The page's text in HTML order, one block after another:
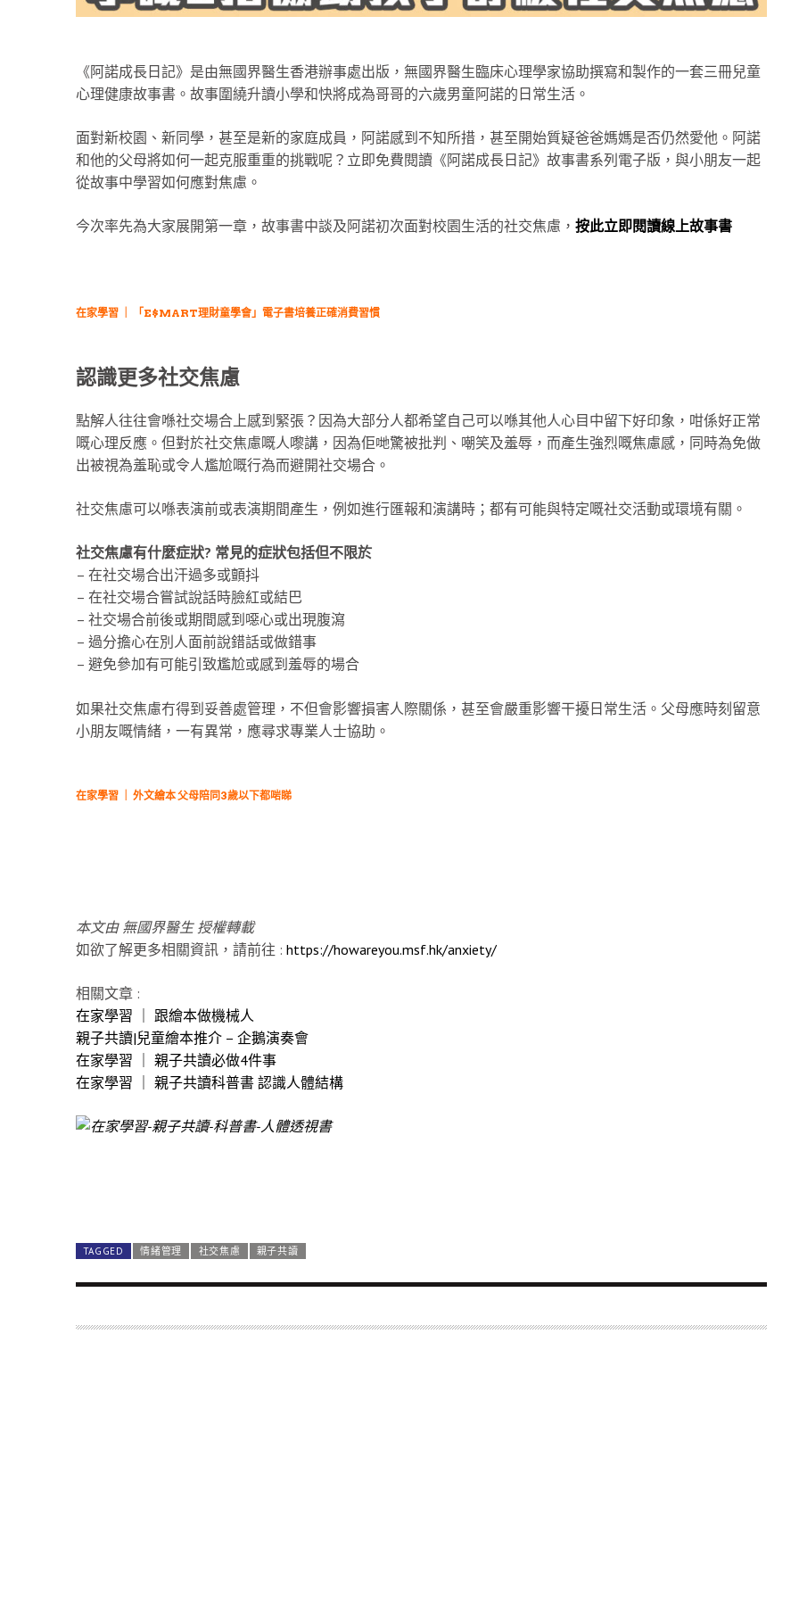
《阿諾成長日記》是由無國界醫生香港辦事處出版，無國界醫生臨床心理學家協助撰寫和製作的一套三冊兒童
心理健康故事書。故事圍繞升讀小學和快將成為哥哥的六歲男童阿諾的日常生活。
面對新校園、新同學，甚至是新的家庭成員，阿諾感到不知所措，甚至開始質疑爸爸媽媽是否仍然愛他。阿諾
和他的父母將如何一起克服重重的挑戰呢？立即免費閱讀《阿諾成長日記》故事書系列電子版，與小朋友一起
從故事中學習如何應對焦慮。
今次率先為大家展開第一章，故事書中談及阿諾初次面對校園生活的社交焦慮， 按此立即閱讀線上故事書
在家學習 ｜ 「E$MART理財童學會」電子書培養正確消費習慣
認識更多社交焦慮
點解人往往會喺社交場合上感到緊張？因為大部分人都希望自己可以喺其他人心目中留下好印象，咁係好正常
嘅心理反應。但對於社交焦慮嘅人嚟講，因為佢哋驚被批判、嘲笑及羞辱，而產生強烈嘅焦慮感，同時為免做
出被視為羞恥或令人尷尬嘅行為而避開社交場合。
社交焦慮可以喺表演前或表演期間產生，例如進行匯報和演講時；都有可能與特定嘅社交活動或環境有關。
社交焦慮有什麼症狀? 常見的症狀包括但不限於
– 在社交場合出汗過多或顫抖
– 在社交場合嘗試說話時臉紅或結巴
– 社交場合前後或期間感到噁心或出現腹瀉
– 過分擔心在別人面前說錯話或做錯事
– 避免參加有可能引致尷尬或感到羞辱的場合
如果社交焦慮冇得到妥善處管理，不但會影響損害人際關係，甚至會嚴重影響干擾日常生活。父母應時刻留意
小朋友嘅情緒，一有異常，應尋求專業人士協助。
在家學習 ｜ 外文繪本 父母陪同3歲以下都啱睇
本文由 無國界醫生 授權轉載
如欲了解更多相關資訊，請前往 : https://howareyou.msf.hk/anxiety/
相關文章 :
在家學習 ｜ 跟繪本做機械人
親子共讀|兒童繪本推介 – 企鵝演奏會
在家學習 ｜ 親子共讀必做4件事
在家學習 ｜ 親子共讀科普書 認識人體結構
TAGGED 情緒管理 社交焦慮 親子共讀